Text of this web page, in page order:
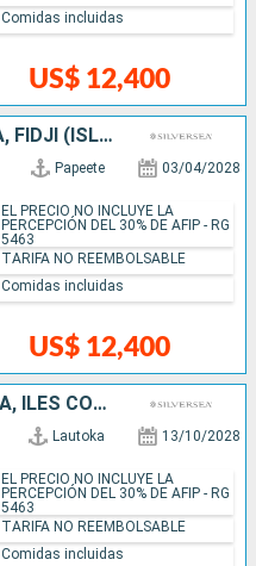
US$ 12,400
Comidas incluidas
FRANCIA, ILES COOK, SAMOA, FIDJI (ISLAS)
Papeete 03/04/2028
US$ 12,400
EL PRECIO NO INCLUYE LA
PERCEPCIÓN DEL 30% DE AFIP - RG
5463
TARIFA NO REEMBOLSABLE
Comidas incluidas
FIDJI (ISLAS), TONGA, SAMOA, ILES COOK, FRANCIA
Lautoka 13/10/2028
EL PRECIO NO INCLUYE LA
PERCEPCIÓN DEL 30% DE AFIP - RG
5463
TARIFA NO REEMBOLSABLE
Comidas incluidas